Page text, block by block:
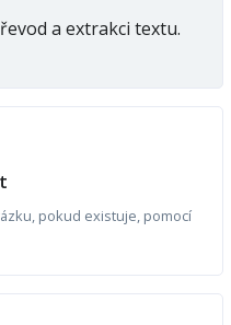
a extrakci textu.
pokud existuje, pomocí